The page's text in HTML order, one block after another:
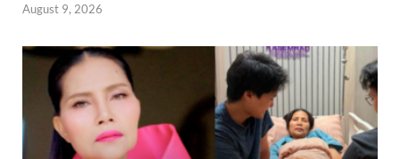
August 9, 2026